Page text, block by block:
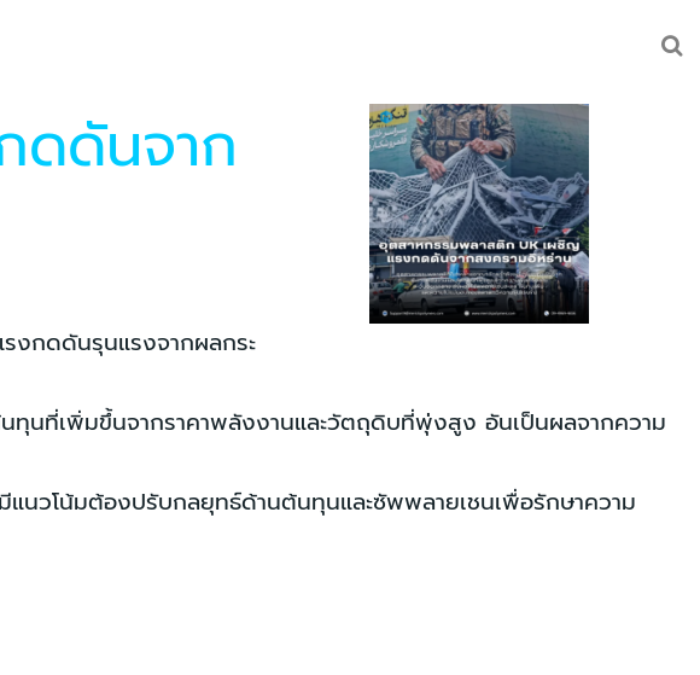
ดดันจาก
งกดดันรุนแรงจากผลกระ
นที่เพิ่มขึ้นจากราคาพลังงานและวัตถุดิบที่พุ่งสูง อันเป็นผลจากความ
นวโน้มต้องปรับกลยุทธ์ด้านต้นทุนและซัพพลายเชนเพื่อรักษาความ